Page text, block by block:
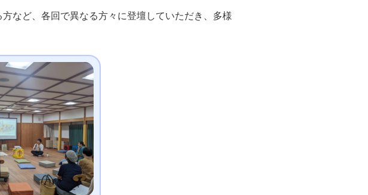
など、各回で異なる方々に登壇していただき、多様